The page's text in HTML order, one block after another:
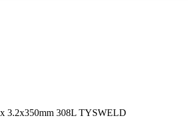
3.2x350mm 308L TYSWELD